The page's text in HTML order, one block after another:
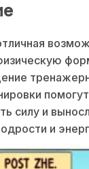
силу и
и